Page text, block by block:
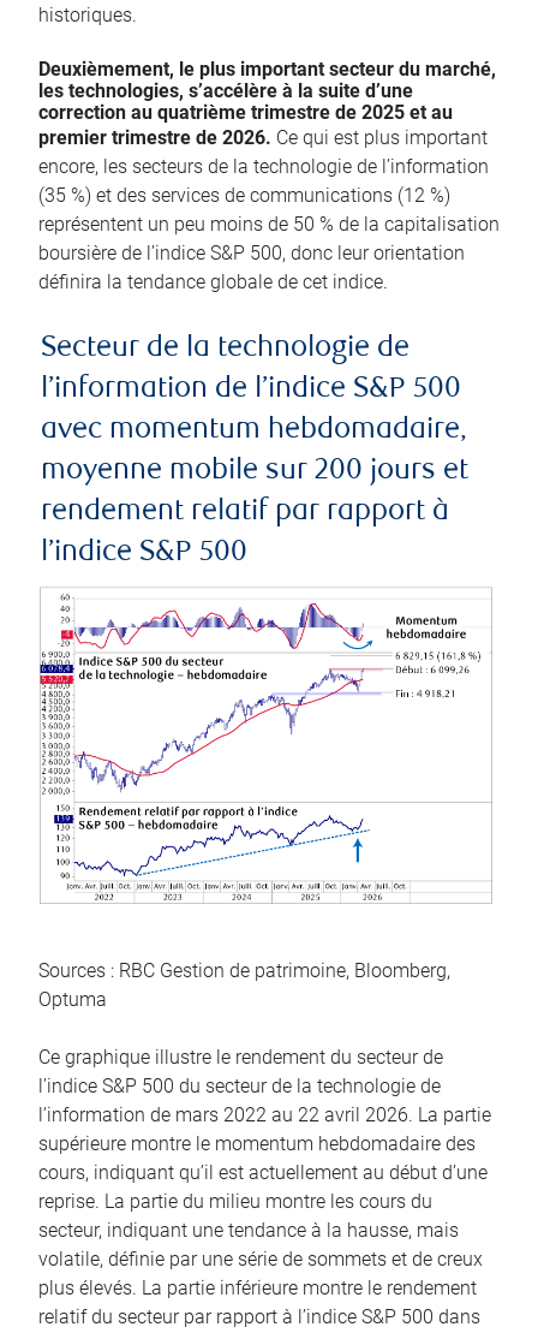
historiques.
Deuxièmement, le plus important secteur du marché,
les technologies, s’accélère à la suite d’une
correction au quatrième trimestre de 2025 et au
premier trimestre de 2026. Ce qui est plus important
encore, les secteurs de la technologie de l’information
(35 %) et des services de communications (12 %)
représentent un peu moins de 50 % de la capitalisation
boursière de l’indice S&P 500, donc leur orientation
définira la tendance globale de cet indice.
Secteur de la technologie de
l’information de l’indice S&P 500
avec momentum hebdomadaire,
moyenne mobile sur 200 jours et
rendement relatif par rapport à
l’indice S&P 500
Sources : RBC Gestion de patrimoine, Bloomberg,
Optuma
Ce graphique illustre le rendement du secteur de
l’indice S&P 500 du secteur de la technologie de
l’information de mars 2022 au 22 avril 2026. La partie
supérieure montre le momentum hebdomadaire des
cours, indiquant qu’il est actuellement au début d’une
reprise. La partie du milieu montre les cours du
secteur, indiquant une tendance à la hausse, mais
volatile, définie par une série de sommets et de creux
plus élevés. La partie inférieure montre le rendement
relatif du secteur par rapport à l’indice S&P 500 dans